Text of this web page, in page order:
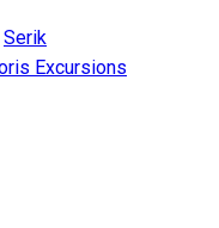
Serik
Excursions